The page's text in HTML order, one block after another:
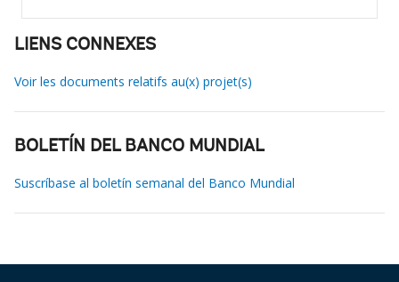
LIENS CONNEXES
Voir les documents relatifs au(x) projet(s)
BOLETÍN DEL BANCO MUNDIAL
Suscríbase al boletín semanal del Banco Mundial